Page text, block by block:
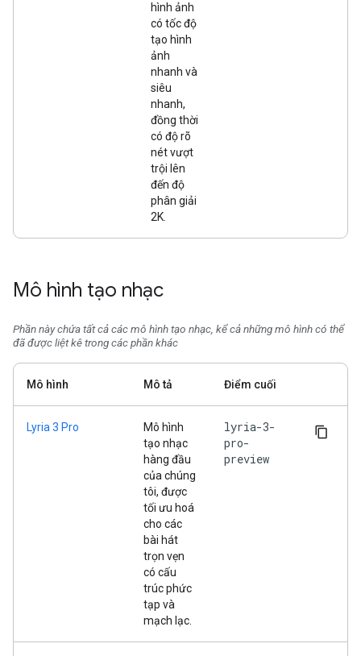
hình ảnh
có tốc độ
tạo hình
ảnh
nhanh và
siêu
nhanh,
đồng thời
có độ rõ
nét vượt
trội lên
đến độ
phân giải
2K.
Mô hình tạo nhạc
Phần này chứa tất cả các mô hình tạo nhạc, kể cả những mô hình có thể
đã được liệt kê trong các phần khác
Mô hình Mô tả Điểm cuối
Lyria 3 Pro
Mô hình
tạo nhạc
hàng đầu
của chúng
tôi, được
tối ưu hoá
cho các
bài hát
trọn vẹn
có cấu
trúc phức
tạp và
mạch lạc.
lyria-3-
pro-
preview